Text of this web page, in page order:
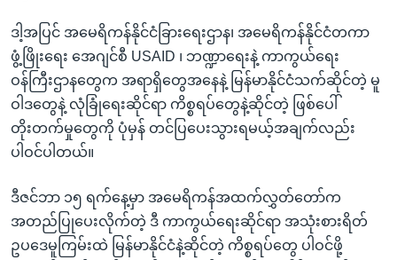
ဒါ့အပြင် အမေရိကန်နိုင်ငံခြားရေးဌာန၊ အမေရိကန်နိုင်ငံတကာ
ဖွံ့ဖြိုးရေး အေဂျင်စီ USAID ၊ ဘဏ္ဍာရေးနဲ့ ကာကွယ်ရေး
ဝန်ကြီးဌာနတွေက အရာရှိတွေအနေနဲ့ မြန်မာနိုင်ငံသက်ဆိုင်တဲ့ မူ
ဝါဒတွေနဲ့ လုံခြုံရေးဆိုင်ရာ ကိစ္စရပ်တွေနဲ့ဆိုင်တဲ့ ဖြစ်ပေါ်
တိုးတက်မှုတွေကို ပုံမှန် တင်ပြပေးသွားရမယ့်အချက်လည်း
ပါဝင်ပါတယ်။
ဒီဇင်ဘာ ၁၅ ရက်နေ့မှာ အမေရိကန်အထက်လွှတ်တော်က
အတည်ပြုပေးလိုက်တဲ့ ဒီ ကာကွယ်ရေးဆိုင်ရာ အသုံးစားရိတ်
ဥပဒေမူကြမ်းထဲ မြန်မာနိုင်ငံနဲ့ဆိုင်တဲ့ ကိစ္စရပ်တွေ ပါဝင်ဖို့